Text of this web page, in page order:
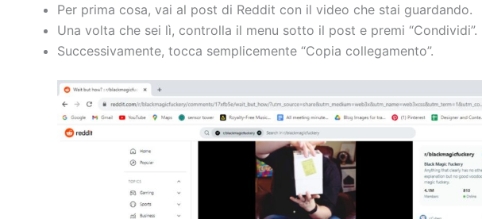
Per prima cosa, vai al post di Reddit con il video che stai guardando.
Una volta che sei lì, controlla il menu sotto il post e premi “Condividi”.
Successivamente, tocca semplicemente “Copia collegamento”.